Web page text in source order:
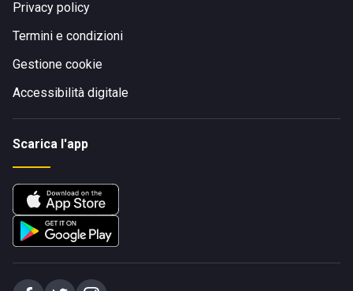
Privacy policy
Termini e condizioni
Gestione cookie
Accessibilità digitale
Scarica l'app